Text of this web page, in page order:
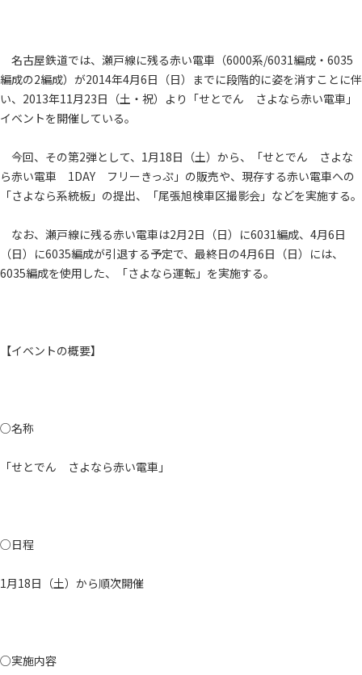
名古屋鉄道では、瀬戸線に残る赤い電車（6000系/6031編成・6035
編成の2編成）が2014年4月6日（日）までに段階的に姿を消すことに伴
い、2013年11月23日（土・祝）より「せとでん さよなら赤い電車」
イベントを開催している。
今回、その第2弾として、1月18日（土）から、「せとでん さよな
ら赤い電車 1DAY フリーきっぷ」の販売や、現存する赤い電車への
「さよなら系統板」の提出、「尾張旭検車区撮影会」などを実施する。
なお、瀬戸線に残る赤い電車は2月2日（日）に6031編成、4月6日
（日）に6035編成が引退する予定で、最終日の4月6日（日）には、
6035編成を使用した、「さよなら運転」を実施する。
【イベントの概要】
○名称
「せとでん さよなら赤い電車」
○日程
1月18日（土）から順次開催
○実施内容